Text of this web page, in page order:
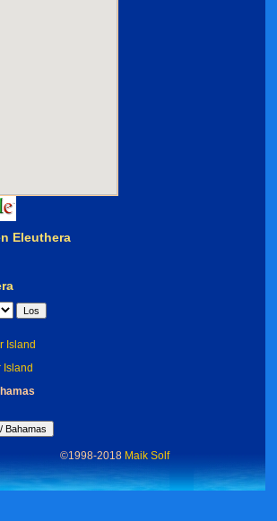
Eleuthera
Island
Island
©1998-2018 Maik Solf